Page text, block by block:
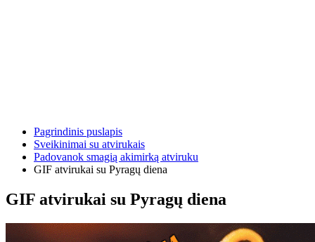
Pagrindinis puslapis
Sveikinimai su atvirukais
Padovanok smagią akimirką atviruku
GIF atvirukai su Pyragų diena
GIF atvirukai su Pyragų diena